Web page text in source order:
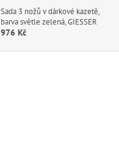
Sada 3 nožů v dárkové kazetě,
barva světle zelená, GIESSER
976 Kč